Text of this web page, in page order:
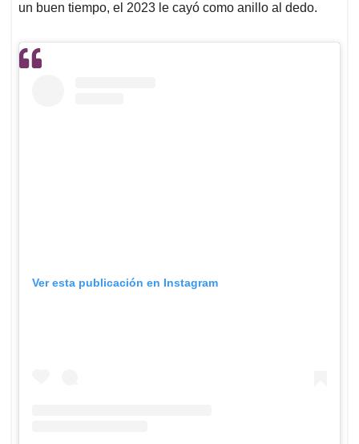
un buen tiempo, el 2023 le cayó como anillo al dedo.
Ver esta publicación en Instagram